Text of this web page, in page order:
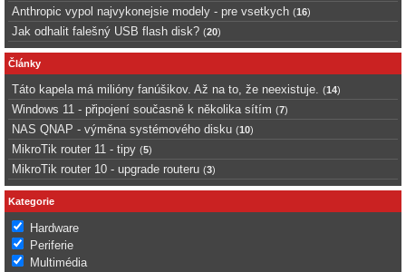
Anthropic vypol najvykonejsie modely - pre vsetkych (16)
Jak odhalit falešný USB flash disk? (20)
Články
Táto kapela má milióny fanúšikov. Až na to, že neexistuje. (14)
Windows 11 - připojení současně k několika sítím (7)
NAS QNAP - výměna systémového disku (10)
MikroTik router 11 - tipy (5)
MikroTik router 10 - upgrade routeru (3)
Kategorie
Hardware
Periferie
Multimédia